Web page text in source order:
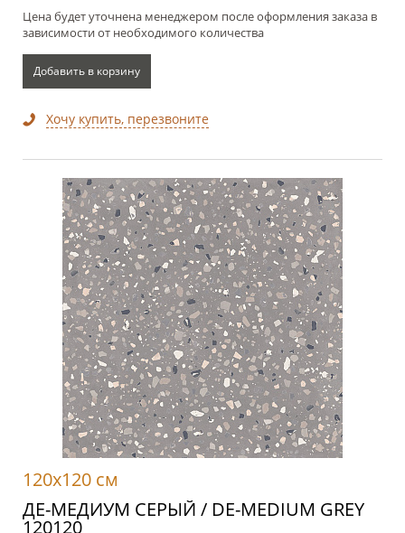
Цена будет уточнена менеджером после оформления заказа в
зависимости от необходимого количества
Добавить в корзину
Хочу купить, перезвоните
120x120 см
ДЕ-МЕДИУМ СЕРЫЙ / DE-MEDIUM GREY
120120